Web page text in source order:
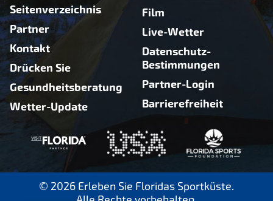
Seitenverzeichnis
Partner
Kontakt
Drücken Sie
Gesundheitsberatung
Wetter-Update
Film
Live-Wetter
Datenschutz-
Bestimmungen
Partner-Login
Barrierefreiheit
© 2026 Erleben Sie Floridas Sportküste.